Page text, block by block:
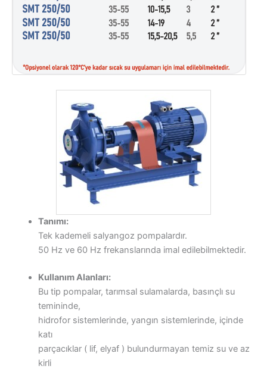
Tanımı:
Tek kademeli salyangoz pompalardır.
50 Hz ve 60 Hz frekanslarında imal edilebilmektedir.
Kullanım Alanları:
Bu tip pompalar, tarımsal sulamalarda, basınçlı su
temininde,
hidrofor sistemlerinde, yangın sistemlerinde, içinde
katı
parçacıklar ( lif, elyaf ) bulundurmayan temiz su ve az
kirli